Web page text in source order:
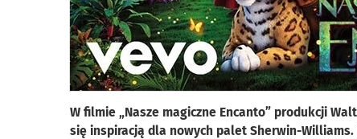
W filmie „Nasze magiczne Encanto” produkcji
się inspiracją dla nowych palet Sherwin-